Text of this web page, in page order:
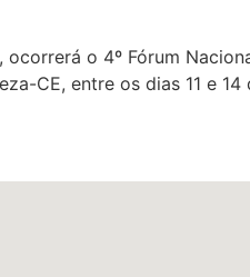
o 4º Fórum
CE, entre os dias 11 e